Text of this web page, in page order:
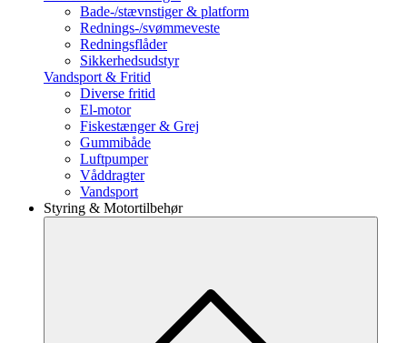
Bade-/stævnstiger & platform
Rednings-/svømmeveste
Redningsflåder
Sikkerhedsudstyr
Vandsport & Fritid
Diverse fritid
El-motor
Fiskestænger & Grej
Gummibåde
Luftpumper
Våddragter
Vandsport
Styring & Motortilbehør